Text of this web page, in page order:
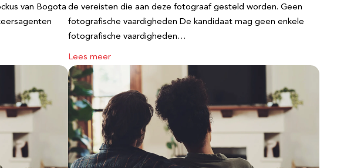
van Bogotade vereisten die aan deze fotograaf gesteld worden. Geen
fotografische vaardigheden De kandidaat mag geen enkele
fotografische vaardigheden…
Lees meer